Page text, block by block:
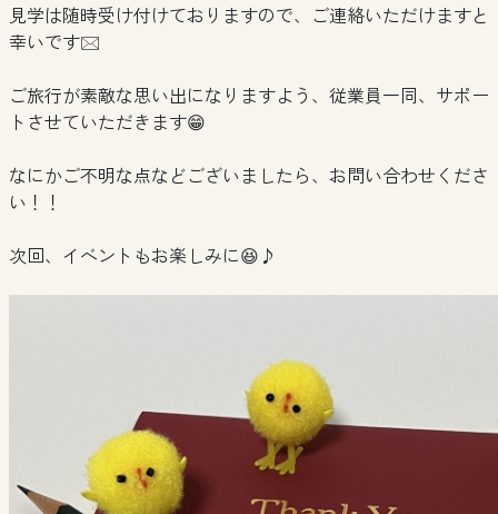
見学は随時受け付けておりますので、ご連絡いただけますと
幸いです🖂
ご旅行が素敵な思い出になりますよう、従業員一同、サポー
トさせていただきます😁
なにかご不明な点などございましたら、お問い合わせくださ
い！！
次回、イベントもお楽しみに😆♪